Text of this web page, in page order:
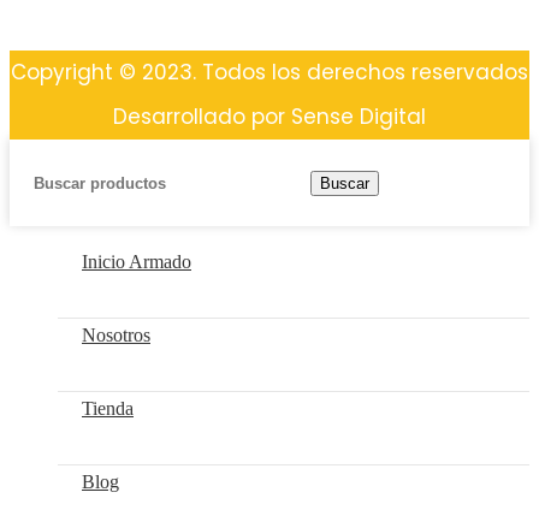
Copyright © 2023. Todos los derechos reservados
Desarrollado por Sense Digital
Buscar
Inicio Armado
Nosotros
Tienda
Blog